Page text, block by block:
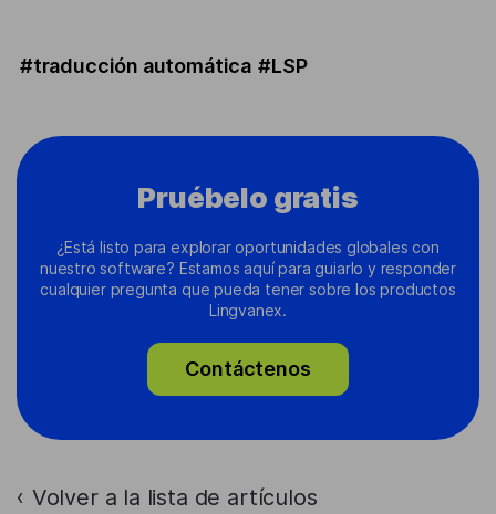
#traducción automática #LSP
Pruébelo gratis
¿Está listo para explorar oportunidades globales con
nuestro software? Estamos aquí para guiarlo y responder
cualquier pregunta que pueda tener sobre los productos
Lingvanex.
Contáctenos
› Volver a la lista de artículos